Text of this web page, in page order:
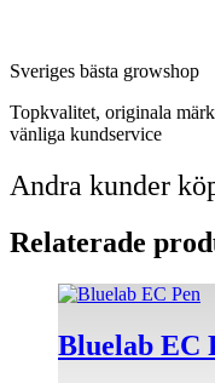
Sveriges bästa growshop
Topkvalitet, originala
vänliga kundservice
Andra kunder
Relaterade
Bluelab EC